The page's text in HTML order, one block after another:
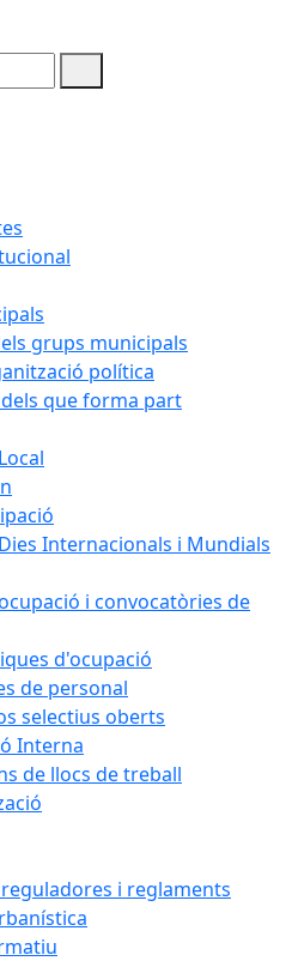
grups municipals
política
que forma part
Internacionals i Mundials
i convocatòries de
d'ocupació
de personal
selectius oberts
Interna
de llocs de treball
i reglaments